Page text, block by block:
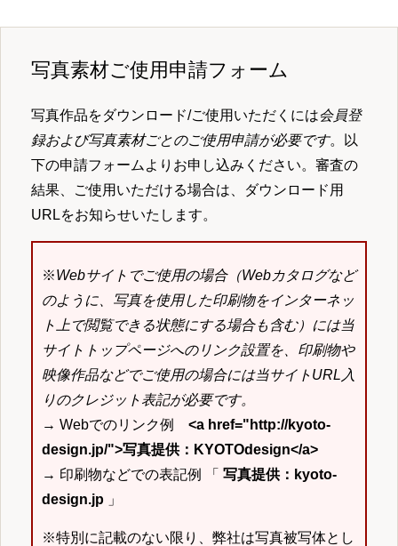
写真素材ご使用申請フォーム
写真作品をダウンロード/ご使用いただくには会員登
録および写真素材ごとのご使用申請が必要です。以
下の申請フォームよりお申し込みください。審査の
結果、ご使用いただける場合は、ダウンロード用
URLをお知らせいたします。
※Webサイトでご使用の場合（Webカタログなど
のように、写真を使用した印刷物をインターネッ
ト上で閲覧できる状態にする場合も含む）には当
サイトトップページへのリンク設置を、印刷物や
映像作品などでご使用の場合には当サイトURL入
りのクレジット表記が必要です。
→ Webでのリンク例 <a href="http://kyoto-
design.jp/">写真提供：KYOTOdesign</a>
→ 印刷物などでの表記例 「 写真提供：kyoto-
design.jp 」
※特別に記載のない限り、弊社は写真被写体とし